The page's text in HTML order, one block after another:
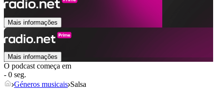
Mais informações
Mais informações
O podcast começa em
- 0 seg.
Géneros musicais Salsa